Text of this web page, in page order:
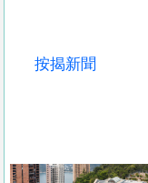
按揭新聞